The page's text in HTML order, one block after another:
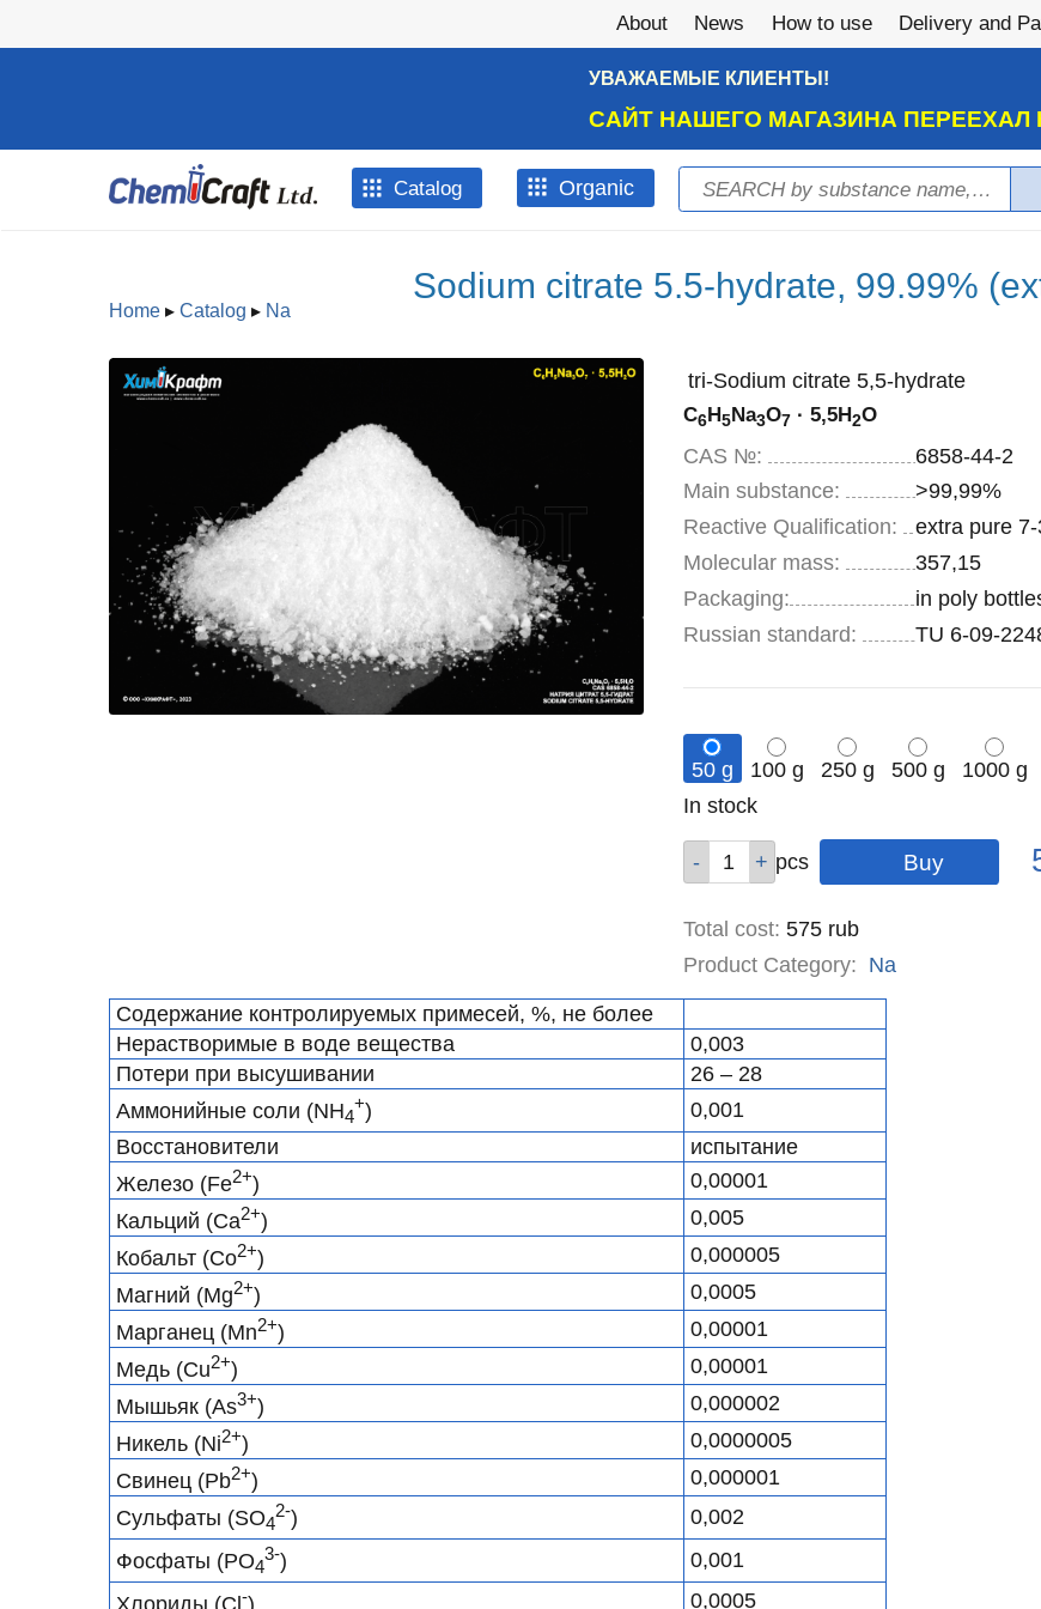
About News How to use Delivery and
УВАЖАЕМЫЕ КЛИЕНТЫ!
САЙТ НАШЕГО МАГАЗИНА
Catalog Оrganic Search form
Search
You are here
Home▸ Catalog ▸ Na
Sodium citrate 5.5-hydrate, 99.99%
tri-Sodium citrate 5,5-hydrate
C6 H5Na3O7· 5,5H2O
CAS №:
6858-44-2
Main substance:
>99,99%
Reactive Qualification:
extra pure 7-
Molecular mass:
357,15
Specifications
Packaging:
in poly
Russian standard:
TU 6-09-
50 g 100 g 250 g 500 g
1000 g
Remainder
In stock
pcs pcs
pcs
pcs
pcs
Total cost: 575 rub
Product Category: Na
Содержание контролируемых примесей, %, не более
Нерастворимые в воде вещества
0,003
Потери при высушивании
26 – 28
Аммонийные соли (NH4
+)
0,001
Восстановители
испытание
Железо (Fe2+)
0,00001
Кальций (Ca2+)
0,005
Кобальт (Co2+)
0,000005
Магний (Mg2+)
0,0005
Марганец (Mn2+)
0,00001
Медь (Cu2+)
0,00001
Мышьяк (As3+)
0,000002
Никель (Ni2+)
0,0000005
Свинец (Pb2+)
0,000001
Сульфаты (SO4
2-)
0,002
Фосфаты (PO4
3-)
0,001
- 0,0005